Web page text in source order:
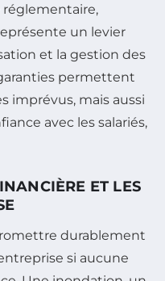
réglementaire,
un levier
et la gestion des
permettent
imprévus, mais aussi
avec les salariés,
ET LES
durablement
si aucune